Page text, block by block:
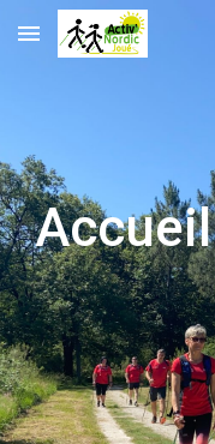
Skip to main content
Accueil